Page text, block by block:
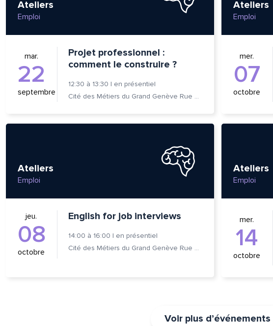
Ateliers
Emploi
mar.
22
septembre
Projet professionnel :
comment le construire ?
12:30 à 13:30 | en présentiel
Cité des Métiers du Grand Genève Rue Prévost-Martin 6 1205 Genève
Ateliers
Emploi
mer.
07
octobre
Ateliers
Emploi
jeu.
08
octobre
English for job interviews
14:00 à 16:00 | en présentiel
Cité des Métiers du Grand Genève Rue Prévost-Martin 6 1205 Genève
Ateliers
Emploi
mer.
14
octobre
Voir plus d’événements
e-mail*